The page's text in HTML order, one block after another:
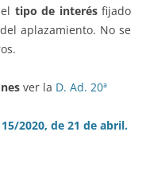
tipo de interésfijado
aplazamiento. No se
ver la D. Ad. 20ª
2020, de 21 de abril.